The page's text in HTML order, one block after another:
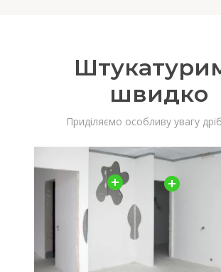
швидко
Приділяємо особливу увагу